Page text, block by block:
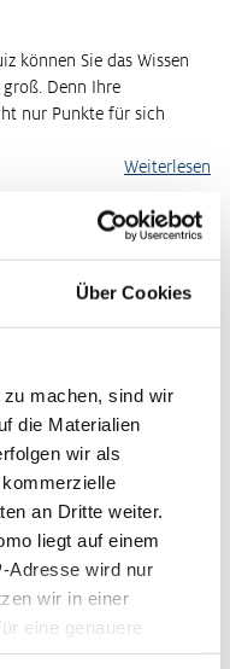
Über Cookies
machen, sind wir
die Materialien
wir als
an Dritte weiter.
liegt auf einem
Adresse wird nur
wir in einer
eine genauere
wählbaren
können Sie das Wissen
groß. Denn Ihre
nur Punkte für sich
Weiterlesen
beschreiben.
Abgaben erläutern.